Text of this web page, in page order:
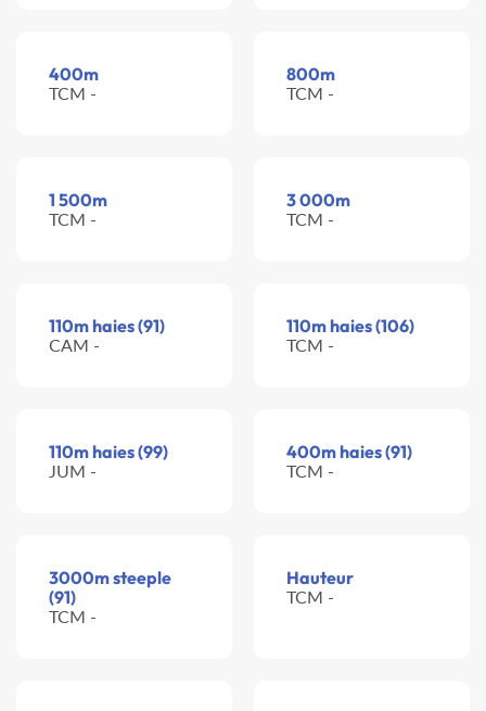
400m
TCM -
800m
TCM -
1 500m
TCM -
3 000m
TCM -
110m haies (91)
CAM -
110m haies (106)
TCM -
110m haies (99)
JUM -
400m haies (91)
TCM -
3000m steeple
(91)
TCM -
Hauteur
TCM -